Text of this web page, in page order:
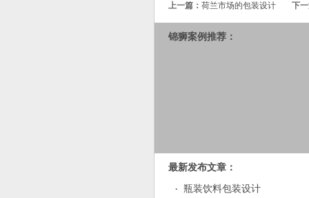
上一篇： 荷兰市场的包装设计 下
锦狮案例推荐：
最新发布文章：
· 瓶装饮料包装设计